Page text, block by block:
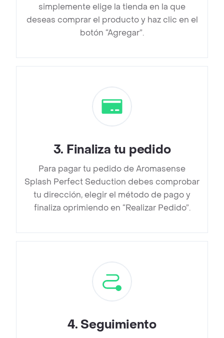
simplemente elige la tienda en la que
deseas comprar el producto y haz clic en el
botón “Agregar”.
3. Finaliza tu pedido
Para pagar tu pedido de Aromasense
Splash Perfect Seduction debes comprobar
tu dirección, elegir el método de pago y
finaliza oprimiendo en “Realizar Pedido”.
4. Seguimiento